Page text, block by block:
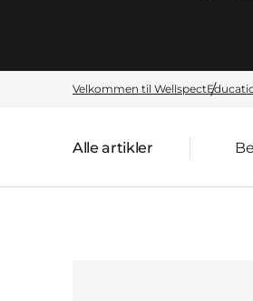
Velkommen til Wellspect
Forside:
Alle artikler